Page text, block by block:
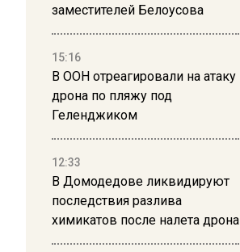
заместителей Белоусова
15:16
В ООН отреагировали на атаку
дрона по пляжу под
Геленджиком
12:33
В Домодедове ликвидируют
последствия разлива
химикатов после налета дрона